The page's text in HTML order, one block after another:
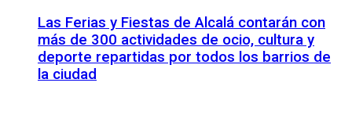
Las Ferias y Fiestas de Alcalá contarán con
más de 300 actividades de ocio, cultura y
deporte repartidas por todos los barrios de
la ciudad